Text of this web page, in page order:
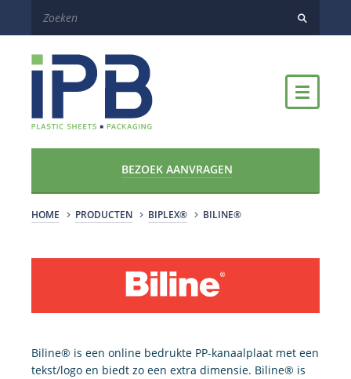
BEZOEK AANVRAGEN
HOME PRODUCTEN BIPLEX® BILINE®
Biline® is een online bedrukte PP-kanaalplaat met een
tekst/logo en biedt zo een extra dimensie. Biline® is